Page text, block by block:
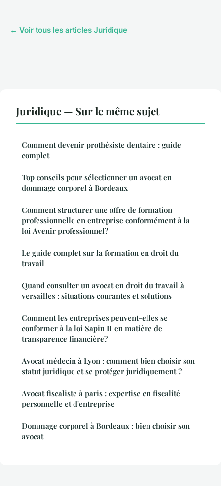
← Voir tous les articles Juridique
Juridique — Sur le même sujet
Comment devenir prothésiste dentaire : guide
complet
Top conseils pour sélectionner un avocat en
dommage corporel à Bordeaux
Comment structurer une offre de formation
professionnelle en entreprise conformément à la
loi Avenir professionnel?
Le guide complet sur la formation en droit du
travail
Quand consulter un avocat en droit du travail à
versailles : situations courantes et solutions
Comment les entreprises peuvent-elles se
conformer à la loi Sapin II en matière de
transparence financière?
Avocat médecin à Lyon : comment bien choisir son
statut juridique et se protéger juridiquement ?
Avocat fiscaliste à paris : expertise en fiscalité
personnelle et d'entreprise
Dommage corporel à Bordeaux : bien choisir son
avocat